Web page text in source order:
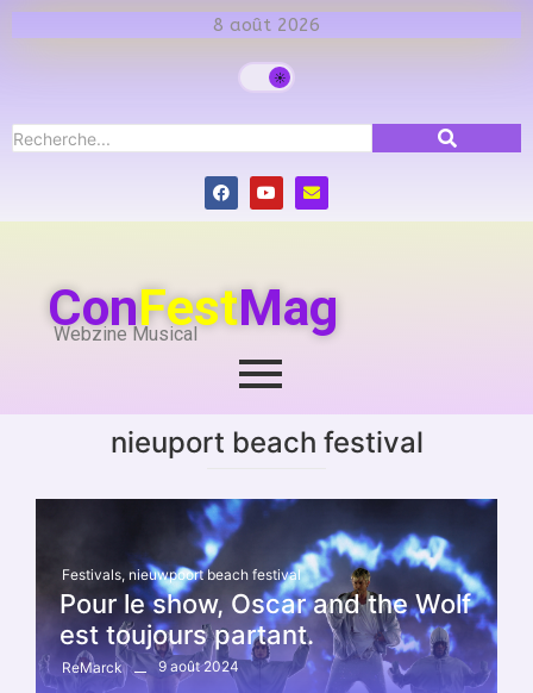
8 août 2026
ConFestMag
Webzine Musical
nieuport beach festival
Festivals, nieuwpoort beach festival
Pour le show, Oscar and the Wolf
est toujours partant.
ReMarck 9 août 2024